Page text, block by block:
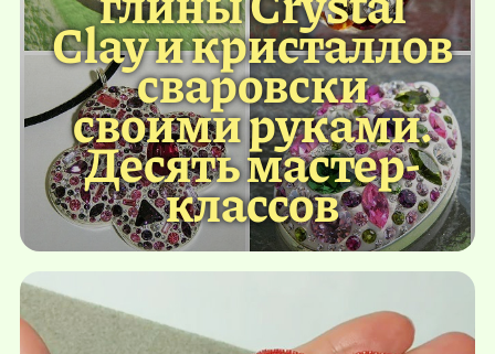
Clay и кристаллов
сваровски
своими руками.
Десять мастер-
классов